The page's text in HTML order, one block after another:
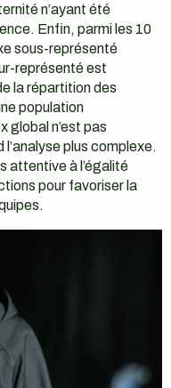
n’ayant été
Enfin, parmi les 10
sous-représenté
représenté est
la répartition des
population
global n’est pas
plus complexe.
attentive à l’égalité
pour favoriser la